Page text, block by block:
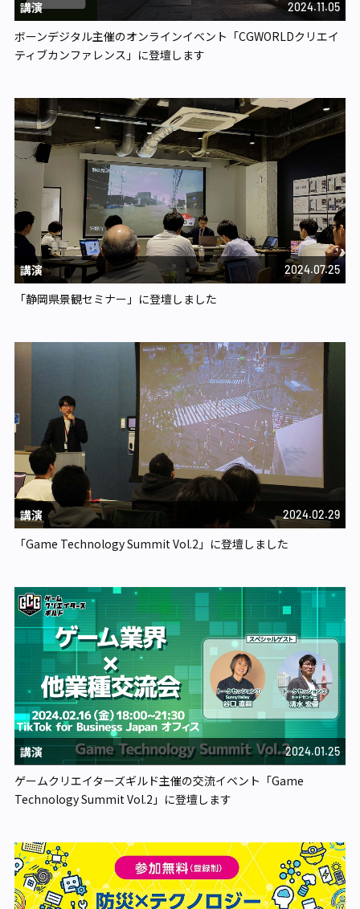
講演 2024.11.05
ボーンデジタル主催のオンラインイベント「CGWORLDクリエイ
ティブカンファレンス」に登壇します
講演 2024.07.25
「静岡県景観セミナー」に登壇しました
講演 2024.02.29
「Game Technology Summit Vol.2」に登壇しました
講演 2024.01.25
ゲームクリエイターズギルド主催の交流イベント「Game
Technology Summit Vol.2」に登壇します